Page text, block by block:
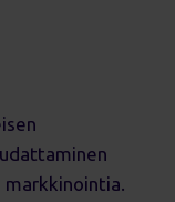
markkinointia.